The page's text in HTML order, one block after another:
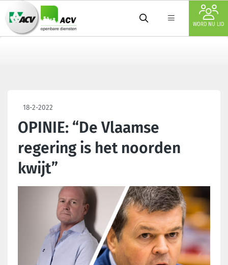
WORD NU LID
18-2-2022
OPINIE: “De Vlaamse
regering is het noorden
kwijt”